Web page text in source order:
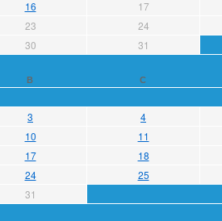
16
17
23
24
30 31
В С
3
4
10
11
17
18
24
25
31